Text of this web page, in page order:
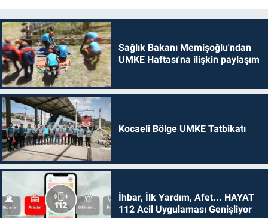
Sağlık Bakanı Memişoğlu'ndan
UMKE Haftası'na ilişkin paylaşım
Kocaeli Bölge UMKE Tatbikatı
İhbar, İlk Yardım, Afet... HAYAT
112 Acil Uygulaması Genişliyor